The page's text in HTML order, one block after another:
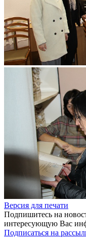
Версия для печати
Подпишитесь на
интересующую Вас
Подписаться на